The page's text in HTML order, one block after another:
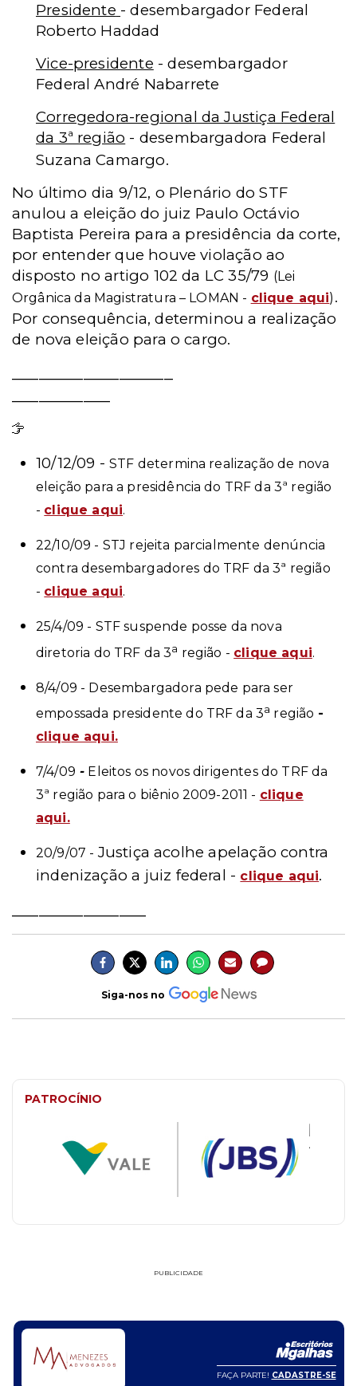
Presidente - desembargador Federal
Roberto Haddad
Vice-presidente - desembargador
Federal André Nabarrete
Corregedora-regional da Justiça Federal
da 3ª região - desembargadora Federal
Suzana Camargo.
No último dia 9/12, o Plenário do STF
anulou a eleição do juiz Paulo Octávio
Baptista Pereira para a presidência da corte,
por entender que houve violação ao
disposto no artigo 102 da LC 35/79 (Lei
Orgânica da Magistratura – LOMAN - clique aqui) .
Por consequência, determinou a realização
de nova eleição para o cargo.
10/12/09 -STF determina realização de nova
eleição para a presidência do TRF da 3ª região
- clique aqui.
22/10/09 - STJ rejeita parcialmente denúncia
contra desembargadores do TRF da 3ª região
- clique aqui.
25/4/09 - STF suspende posse da nova
diretoria do TRF da 3a região - clique aqui.
8/4/09 - Desembargadora pede para ser
empossada presidente do TRF da 3a região -
clique aqui.
7/4/09 - Eleitos os novos dirigentes do TRF da
3ª região para o biênio 2009-2011 - clique
aqui.
20/9/07 -Justiça acolhe apelação contra
indenização a juiz federal - clique aqui.
Siga-nos no
PATROCÍNIO
PUBLICIDADE
FAÇA PARTE! CADASTRE-SE